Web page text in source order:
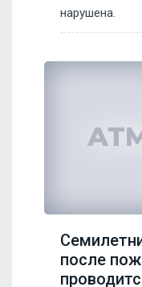
нарушена.
после